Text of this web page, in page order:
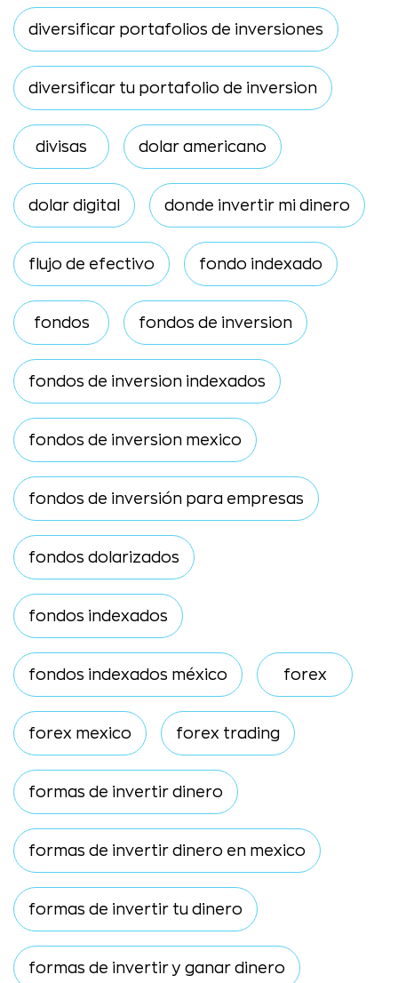
diversificar portafolios de inversiones
diversificar tu portafolio de inversion
divisas dolar americano
dolar digital donde invertir mi dinero
flujo de efectivo fondo indexado
fondos fondos de inversion
fondos de inversion indexados
fondos de inversion mexico
fondos de inversión para empresas
fondos dolarizados
fondos indexados
fondos indexados méxico forex
forex mexico forex trading
formas de invertir dinero
formas de invertir dinero en mexico
formas de invertir tu dinero
formas de invertir y ganar dinero